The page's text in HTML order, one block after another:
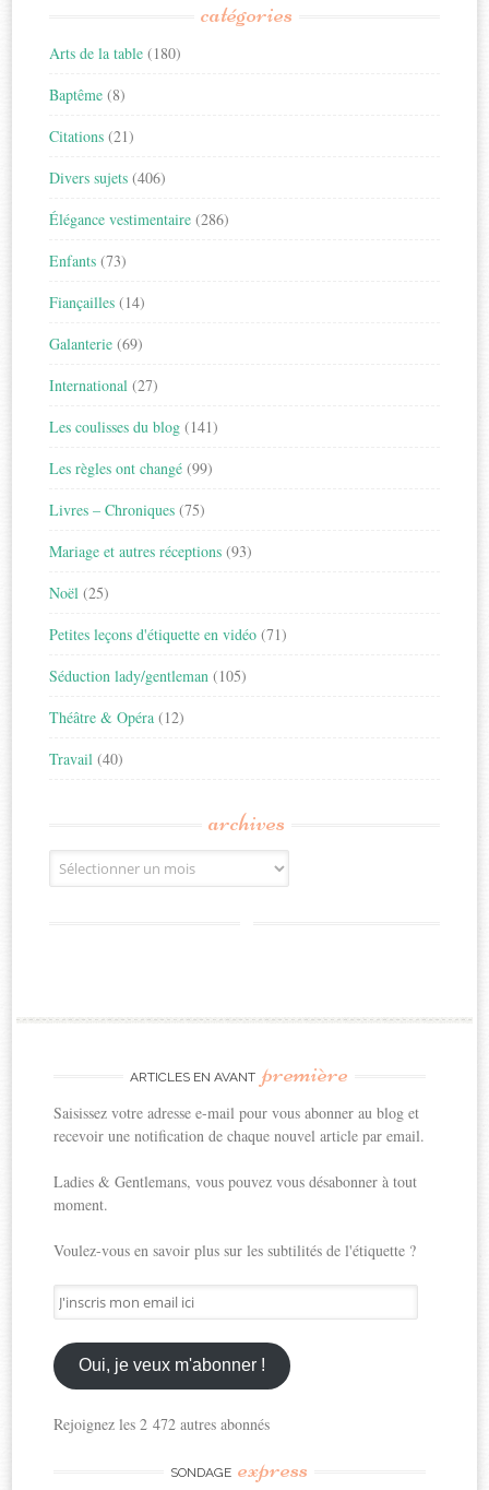
catégories
Arts de la table (180)
Baptême (8)
Citations (21)
Divers sujets (406)
Élégance vestimentaire (286)
Enfants (73)
Fiançailles (14)
Galanterie (69)
International (27)
Les coulisses du blog (141)
Les règles ont changé (99)
Livres – Chroniques (75)
Mariage et autres réceptions (93)
Noël (25)
Petites leçons d'étiquette en vidéo (71)
Séduction lady/gentleman (105)
Théâtre & Opéra (12)
Travail (40)
archives
Archives
ARTICLES EN AVANT première
Saisissez votre adresse e-mail pour vous abonner au blog et
recevoir une notification de chaque nouvel article par email.
Ladies & Gentlemans, vous pouvez vous désabonner à tout
moment.
Voulez-vous en savoir plus sur les subtilités de l'étiquette ?
J'inscris
mon
email
ici
Oui, je veux m'abonner !
Rejoignez les 2 472 autres abonnés
SONDAGE express